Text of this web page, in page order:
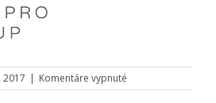
| Komentáre vypnuté
ByvaPro-